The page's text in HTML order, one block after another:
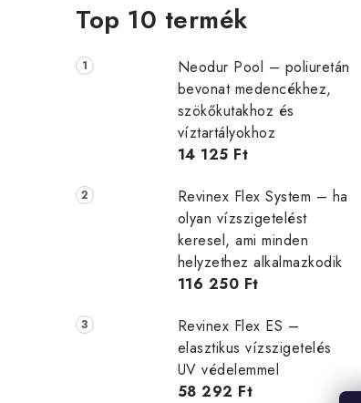
Top 10 termék
Neodur Pool – poliuretán
bevonat medencékhez,
szökőkutakhoz és
víztartályokhoz
14 125 Ft
Revinex Flex System – ha
olyan vízszigetelést
keresel, ami minden
helyzethez alkalmazkodik
116 250 Ft
Revinex Flex ES –
elasztikus vízszigetelés
UV védelemmel
58 292 Ft